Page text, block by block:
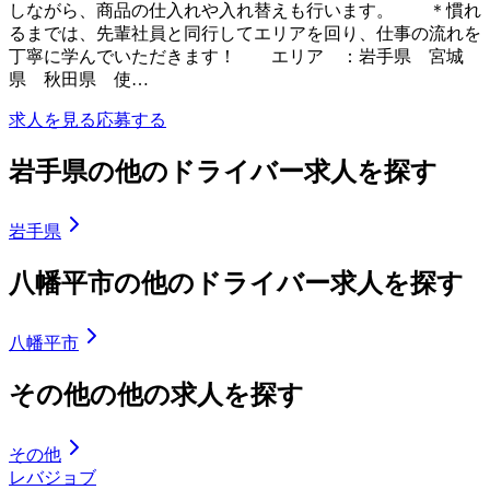
しながら、商品の仕入れや入れ替えも行います。 ＊慣れ
るまでは、先輩社員と同行してエリアを回り、仕事の流れを
丁寧に学んでいただきます！ エリア ：岩手県 宮城
県 秋田県 使…
求人を見る応募する
岩手県の他のドライバー求人を探す
岩手県
八幡平市の他のドライバー求人を探す
八幡平市
その他の他の求人を探す
その他
レバジョブ